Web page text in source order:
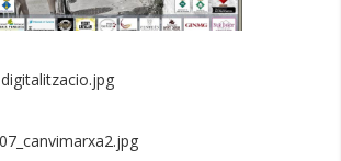
SUBVENCIONS PER
D'INTERNACIONALITZACIÓ
P. econòmica
ACTIVITAT DE
RISCOS DURANT
ACCIONS DE